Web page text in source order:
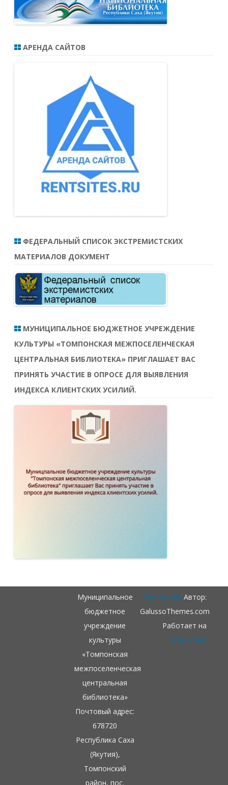
АРЕНДА САЙТОВ
ФЕДЕРАЛЬНЫЙ СПИСОК ЭКСТРЕМИСТСКИХ
МАТЕРИАЛОВ ДОКУМЕНТ
МУНИЦИПАЛЬНОЕ БЮДЖЕТНОЕ УЧРЕЖДЕНИЕ
КУЛЬТУРЫ «ТОМПОНСКАЯ МЕЖПОСЕЛЕНЧЕСКАЯ
ЦЕНТРАЛЬНАЯ БИБЛИОТЕКА» ПРИГЛАШАЕТ ВАС
ПРИНЯТЬ УЧАСТИЕ В ОПРОСЕ ДЛЯ ВЫЯВЛЕНИЯ
ИНДЕКСА КЛИЕНТСКИХ УСИЛИЙ.
Муниципальное
бюджетное
учреждение
культуры
«Томпонская
межпоселенческая
центральная
библиотека»
Почтовый адрес:
678720
Республика Саха
(Якутия),
Томпонский
район, пос.
ZeroGravityАвтор:
GalussoThemes.com
Работает на
WordPress